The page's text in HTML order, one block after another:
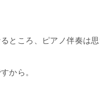
ところ、ピアノ伴奏は
から。